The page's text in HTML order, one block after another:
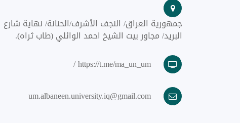
جمهورية العراق/ النجف الأشرف/الحنانة/ نهاية شارع
البريد/ مجاور بيت الشيخ احمد الوائلي (طاب ثراه).
https://t.me/ma_un_um /
um.albaneen.university.iq@gmail.com